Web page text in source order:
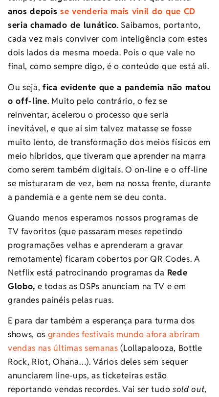
anos depoisse venderia mais vinil do que CD
seria chamado de lunático. Saibamos, portanto,
cada vez mais conviver com inteligência com estes
dois lados da mesma moeda. Pois o que vale no
final, como sempre digo, é o conteúdo que está ali.
Ou seja,fica evidente que a pandemia não matou
o off-line. Muito pelo contrário, o fez se
reinventar, acelerou o processo que seria
inevitável, e que aí sim talvez matasse se fosse
muito lento, de transformação dos meios físicos em
meio híbridos, que tiveram que aprender na marra
como serem também digitais. O on-line e o off-line
se misturaram de vez, bem na nossa frente, durante
a pandemia e a gente nem se deu conta.
Quando menos esperamos nossos programas de
TV favoritos (que passaram meses repetindo
programações velhas e aprenderam a gravar
remotamente) ficaram cobertos por QR Codes. A
Netflix está patrocinando programas da Rede
Globo, e todas as DSPs anunciam na TV e em
grandes painéis pelas ruas.
E para dar também a esperança para turma dos
shows, os grandes festivais mundo afora abriram
vendas nas últimas semanas (Lollapalooza, Bottle
Rock, Riot, Ohana…). Vários deles sem sequer
anunciarem line-ups, as ticketeiras estão
reportando vendas recordes. Vai ser tudo sold out,